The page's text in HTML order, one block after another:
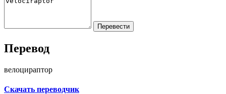
Перевод
велоцираптор
Скачать переводчик